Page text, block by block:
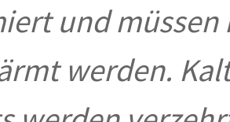
und müssen
werden.